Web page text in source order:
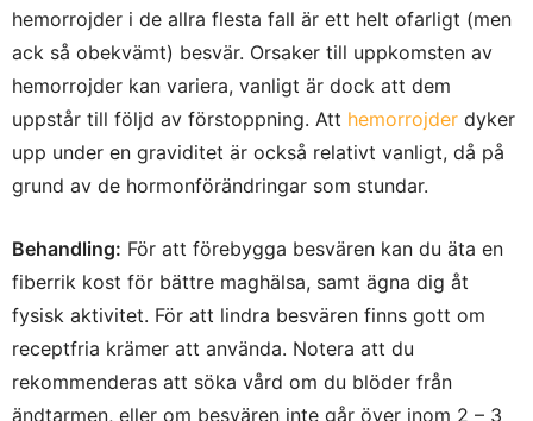
hemorrojder i de allra flesta fall är ett helt ofarligt (men
ack så obekvämt) besvär. Orsaker till uppkomsten av
hemorrojder kan variera, vanligt är dock att dem
uppstår till följd av förstoppning. Att hemorrojder dyker
upp under en graviditet är också relativt vanligt, då på
grund av de hormonförändringar som stundar.
Behandling: För att förebygga besvären kan du äta en
fiberrik kost för bättre maghälsa, samt ägna dig åt
fysisk aktivitet. För att lindra besvären finns gott om
receptfria krämer att använda. Notera att du
rekommenderas att söka vård om du blöder från
ändtarmen, eller om besvären inte går över inom 2 – 3